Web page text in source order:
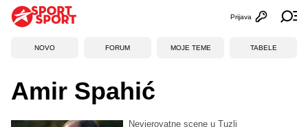
Otvori
Prijava
NOVO FORUM MOJE TEME TABELE
Amir Spahić
Nevjerovatne scene u Tuzli